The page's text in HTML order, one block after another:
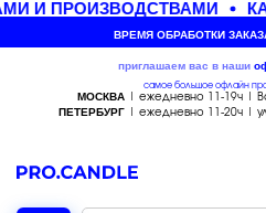
И ПРОИЗВОДСТВАМИ
ВРЕМЯ ОБРАБОТКИ
приглашаем вас в наши
самое большое офлайн
МОСКВА| ежедневно 11-19ч |
ПЕТЕРБУРГ| ежедневно 11-20ч |